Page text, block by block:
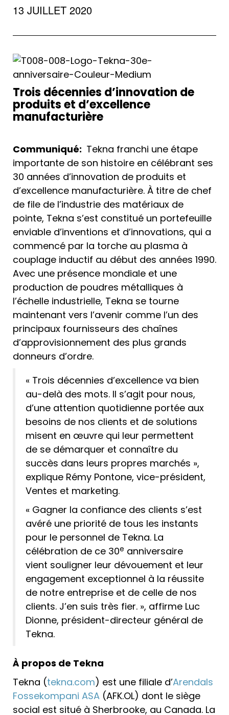
13 JUILLET 2020
Trois décennies d’innovation de
produits et d’excellence
manufacturière
Communiqué: Tekna franchi une étape
importante de son histoire en célébrant ses
30 années d’innovation de produits et
d’excellence manufacturière. À titre de chef
de file de l’industrie des matériaux de
pointe, Tekna s’est constitué un portefeuille
enviable d’inventions et d’innovations, qui a
commencé par la torche au plasma à
couplage inductif au début des années 1990.
Avec une présence mondiale et une
production de poudres métalliques à
l’échelle industrielle, Tekna se tourne
maintenant vers l’avenir comme l’un des
principaux fournisseurs des chaînes
d’approvisionnement des plus grands
donneurs d’ordre.
« Trois décennies d’excellence va bien
au-delà des mots. Il s’agit pour nous,
d’une attention quotidienne portée aux
besoins de nos clients et de solutions
misent en œuvre qui leur permettent
de se démarquer et connaître du
succès dans leurs propres marchés »,
explique Rémy Pontone, vice-président,
Ventes et marketing.
« Gagner la confiance des clients s’est
avéré une priorité de tous les instants
pour le personnel de Tekna. La
célébration de ce 30e anniversaire
vient souligner leur dévouement et leur
engagement exceptionnel à la réussite
de notre entreprise et de celle de nos
clients. J’en suis très fier. », affirme Luc
Dionne, président-directeur général de
Tekna.
À propos de Tekna
Tekna (tekna.com) est une filiale d’Arendals
Fossekompani ASA (AFK.OL) dont le siège
social est situé à Sherbrooke, au Canada. La